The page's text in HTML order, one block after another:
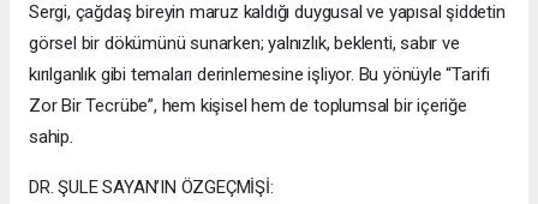
Sergi, çağdaş bireyin maruz kaldığı duygusal ve yapısal şiddetin
görsel bir dökümünü sunarken; yalnızlık, beklenti, sabır ve
kırılganlık gibi temaları derinlemesine işliyor. Bu yönüyle “Tarifi
Zor Bir Tecrübe”, hem kişisel hem de toplumsal bir içeriğe
sahip.
DR. ŞULE SAYAN’IN ÖZGEÇMİŞİ: